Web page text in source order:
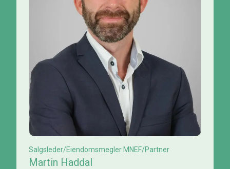
Salgsleder/Eiendomsmegler MNEF/Partner
Martin Haddal